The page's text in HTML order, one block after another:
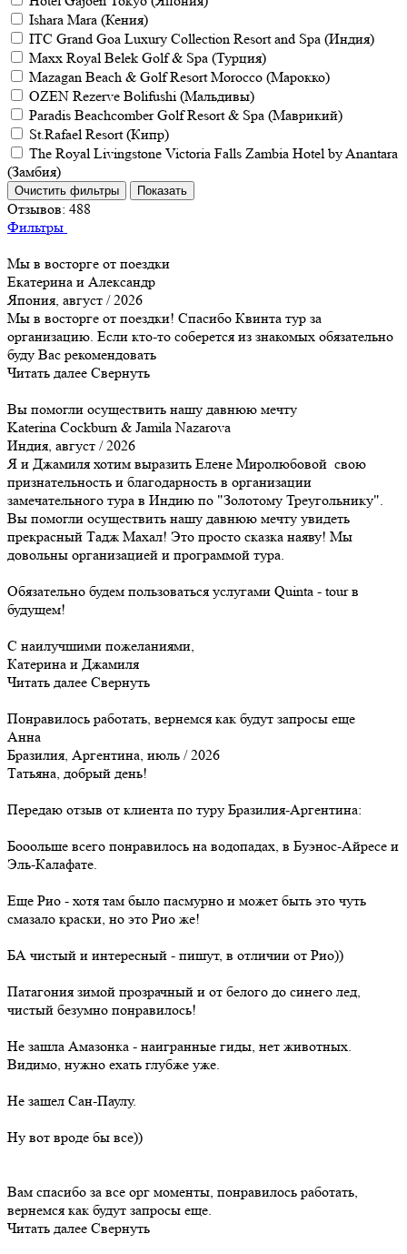
Ishara Mara (Кения)
ITC Grand Goa Luxury Collection Resort and Spa (Индия)
Maxx Royal Belek Golf & Spa (Турция)
Mazagan Beach & Golf Resort Morocco (Марокко)
OZEN Rezerve Bolifushi (Мальдивы)
Paradis Beachcomber Golf Resort & Spa (Маврикий)
St.Rafael Resort (Кипр)
The Royal Livingstone Victoria Falls Zambia Hotel by Anantara
(Замбия)
Отзывов: 488
Фильтры
Мы в восторге от поездки
Екатерина и Александр
Япония, август / 2026
Мы в восторге от поездки! Спасибо Квинта тур за
организацию. Если кто-то соберется из знакомых обязательно
буду Вас рекомендовать
Читать далее Свернуть
Вы помогли осуществить нашу давнюю мечту
Katerina Cockburn & Jamila Nazarova
Индия, август / 2026
Я и Джамиля хотим выразить Елене Миролюбовой свою
признательность и благодарность в организации
замечательного тура в Индию по "Золотому Треугольнику".
Вы помогли осуществить нашу давнюю мечту увидеть
прекрасный Тадж Махал! Это просто сказка наяву! Мы
довольны организацией и программой тура.
Обязательно будем пользоваться услугами Quinta - tour в
будущем!
С наилучшими пожеланиями,
Катерина и Джамиля
Читать далее Свернуть
Понравилось работать, вернемся как будут запросы еще
Анна
Бразилия, Аргентина, июль / 2026
Татьяна, добрый день!
Передаю отзыв от клиента по туру Бразилия-Аргентина:
Бооольше всего понравилось на водопадах, в Буэнос-Айресе и
Эль-Калафате.
Еще Рио - хотя там было пасмурно и может быть это чуть
смазало краски, но это Рио же!
БА чистый и интересный - пишут, в отличии от Рио))
Патагония зимой прозрачный и от белого до синего лед,
чистый безумно понравилось!
Не зашла Амазонка - наигранные гиды, нет животных.
Видимо, нужно ехать глубже уже.
Не зашел Сан-Паулу.
Ну вот вроде бы все))
Вам спасибо за все орг моменты, понравилось работать,
вернемся как будут запросы еще.
Читать далее Свернуть